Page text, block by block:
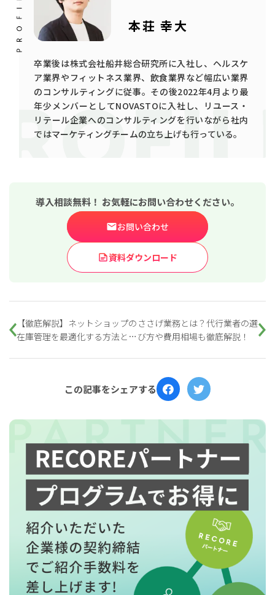
本荘 幸大
卒業後は株式会社船井総合研究所に入社し、ヘルスケ
ア業界やフィットネス業界、飲食業界など幅広い業界
のコンサルティングに従事。その後2022年4月より最
年少メンバーとしてNOVASTOに入社し、リユース・
リテール企業へのコンサルティングを行いながら社内
ではマーケティングチームの立ち上げも行っている。
導入相談無料！ お気軽にお問い合わせください。
お問い合わせ
資料ダウンロード
【徹底解説】ネットショップの
在庫管理を最適化する方法と
ささげ業務とは？代行業者の選
び方や費用相場も徹底解説！
この記事をシェアする